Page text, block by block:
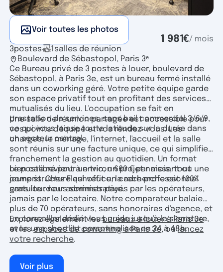
Voir toutes les photos
Bureau privé
3postes 1 salles de réunion
Boulevard de Sébastopol, Paris 3ᵉ
1 981€/ mois
Ce Bureau privé de 3 postes à louer, boulevard de
Sébastopol, à Paris 3e, est un bureau fermé installé
dans un coworking géré. Votre petite équipe garde
son espace privatif tout en profitant des services
mutualisés du lieu. L'occupation se fait en
prestation de services, sans bail commercial 3/6/9,
ce qui vous laisse toute latitude sur la durée dans
un secteur central.
Une salle de réunion partagée est accessible pour
vos points d'équipe et vos rendez-vous. Les
charges, le ménage, l'internet, l'accueil et la salle
sont réunis sur une facture unique, ce qui simplifie
franchement la gestion au quotidien. Un format
bien calibré pour un trio, un projet naissant ou une
jeune structure qui veut un cadre professionnel
sans lourdeur administrative.
Le poste revient à environ 660 € par mois, tout
compris. Chez Flashoffice, la recherche est 100%
gratuite : nous sommes payés par les opérateurs,
jamais par le locataire. Notre comparateur balaie
plus de 70 opérateurs, sans honoraires d'agence, et
un conseiller dédié vous guide jusqu'à la signature,
avec une shortlist personnalisée en 24 à 48h.
Explorez également lesbureaux à louer à Paris 3e
et lesespaces de coworking à Paris 3e, oulancez
votre recherche.
Voir plus